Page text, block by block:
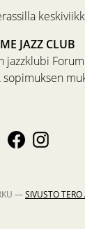
JAZZ CLUB
jazzklubi
sopimuksen
—SIVUSTO